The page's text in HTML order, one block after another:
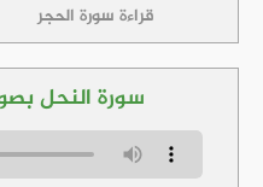
قراءة سورة الحجر
سورة النحل